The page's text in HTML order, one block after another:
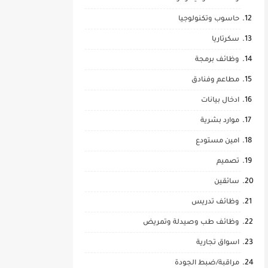
حاسوب وتكنولوجيا
سكرتاريا
وظائف برمجة
مطاعم وفنادق
ادخال بيانات
موارد بشرية
امين مستودع
تصميم
سائقين
وظائف تدريس
وظائف طب وصيدلة وتمريض
اسواق تجارية
مراقبة/ضبط الجودة